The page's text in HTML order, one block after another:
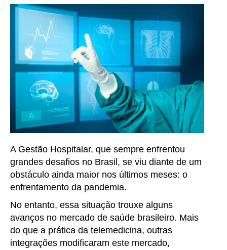
A Gestão Hospitalar, que sempre enfrentou
grandes desafios no Brasil, se viu diante de um
obstáculo ainda maior nos últimos meses: o
enfrentamento da pandemia.
No entanto, essa situação trouxe alguns
avanços no mercado de saúde brasileiro. Mais
do que a prática da telemedicina, outras
integrações modificaram este mercado,